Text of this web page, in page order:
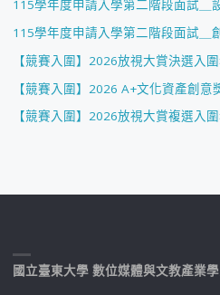
115學年度申請入學第二階段面試＿
115學年度申請入學第二階段面試＿
【競賽入圍】2026放視大賞決選入
【競賽入圍】2026 A+文化資產創意
【競賽入圍】2026放視大賞複選入
國立臺東大學 數位媒體與文教產業